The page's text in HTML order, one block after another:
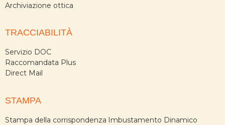
Archiviazione ottica
TRACCIABILITÀ
Servizio DOC
Raccomandata Plus
Direct Mail
STAMPA
Stampa della corrispondenza Imbustamento Dinamico